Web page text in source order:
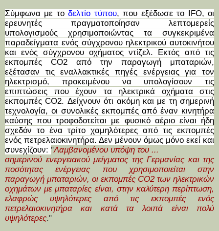
Σύμφωνα με τοδελτίο τύπου, που εξέδωσε το IFO, οι
ερευνητές πραγματοποίησαν λεπτομερείς
υπολογισμούς χρησιμοποιώντας τα συγκεκριμένα
παραδείγματα ενός σύγχρονου ηλεκτρικού αυτοκινήτου
και ενός σύγχρονου οχήματος ντίζελ. Εκτός από τις
εκπομπές CO2 από την παραγωγή μπαταριών,
εξέτασαν τις εναλλακτικές πηγές ενέργειας για τον
ηλεκτρισμό, προκειμένου να υπολογίσουν τις
επιπτώσεις που έχουν τα ηλεκτρικά οχήματα στις
εκπομπές CO2. Δείχνουν ότι ακόμη και με τη σημερινή
τεχνολογία, οι συνολικές εκπομπές από έναν κινητήρα
καύσης που τροφοδοτείται με φυσικό αέριο είναι ήδη
σχεδόν το ένα τρίτο χαμηλότερες από τις εκπομπές
ενός πετρελαιοκινητήρα. Δεν μένουν όμως μόνο εκεί και
συνεχίζουν: "Λαμβανομένου υπόψη του ...
σημερινού ενεργειακού μείγματος της Γερμανίας και της
ποσότητας ενέργειας που χρησιμοποιείται στην
παραγωγή μπαταριών, οι εκπομπές CO2 των ηλεκτρικών
οχημάτων με μπαταρίες είναι, στην καλύτερη περίπτωση,
ελαφρώς υψηλότερες από τις εκπομπές ενός
πετρελαιοκινητήρα και κατά τα λοιπά είναι πολύ
υψηλότερες."